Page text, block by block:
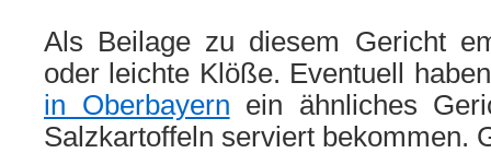
Als Beilage zu diesem Gericht
oder leichte Klöße. Eventuell
in Oberbayern ein ähnliches
Salzkartoffeln serviert bekommen.